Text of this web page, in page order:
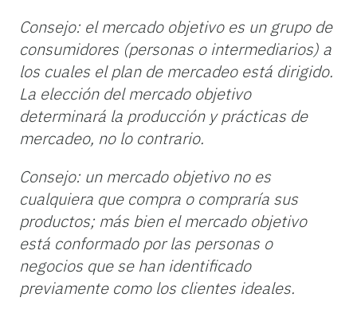
Consejo: el mercado objetivo es un grupo de
consumidores (personas o intermediarios) a
los cuales el plan de mercadeo está dirigido.
La elección del mercado objetivo
determinará la producción y prácticas de
mercadeo, no lo contrario.
Consejo: un mercado objetivo no es
cualquiera que compra o compraría sus
productos; más bien el mercado objetivo
está conformado por las personas o
negocios que se han identificado
previamente como los clientes ideales.